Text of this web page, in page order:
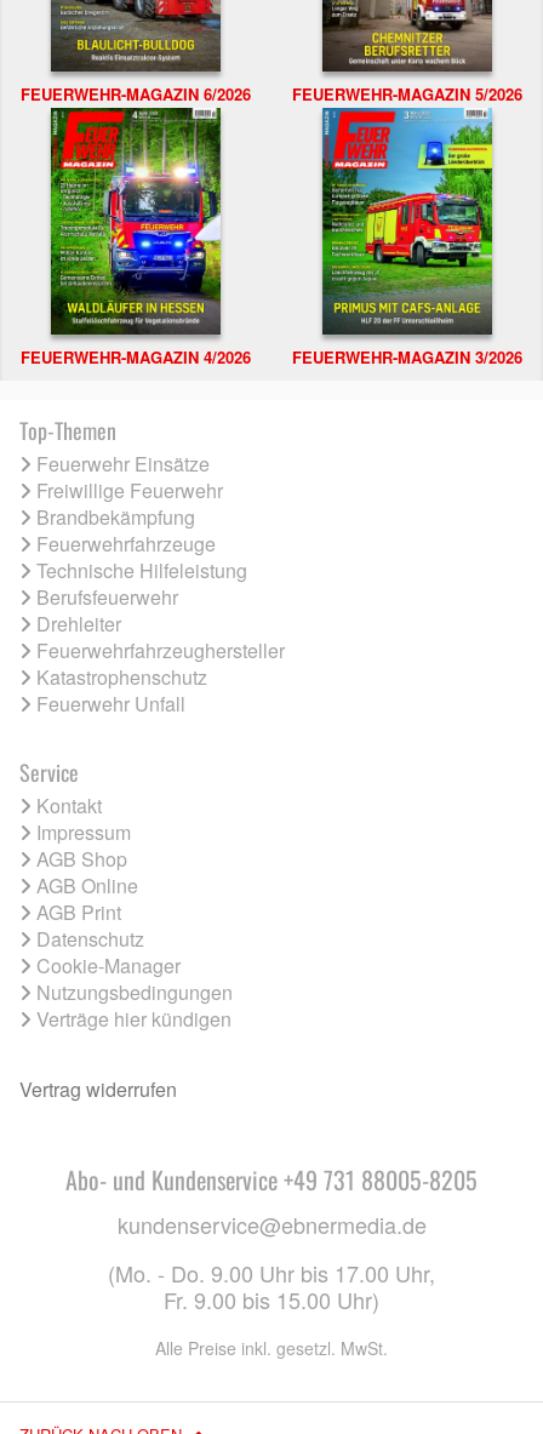
FEUERWEHR-MAGAZIN 6/2026 FEUERWEHR-MAGAZIN 5/2026
FEUERWEHR-MAGAZIN 4/2026 FEUERWEHR-MAGAZIN 3/2026
Top-Themen
Feuerwehr Einsätze
Freiwillige Feuerwehr
Brandbekämpfung
Feuerwehrfahrzeuge
Technische Hilfeleistung
Berufsfeuerwehr
Drehleiter
Feuerwehrfahrzeughersteller
Katastrophenschutz
Feuerwehr Unfall
Service
Kontakt
Impressum
AGB Shop
AGB Online
AGB Print
Datenschutz
Cookie-Manager
Nutzungsbedingungen
Verträge hier kündigen
Vertrag widerrufen
Abo- und Kundenservice +49 731 88005-8205
kundenservice@ebnermedia.de
(Mo. - Do. 9.00 Uhr bis 17.00 Uhr,
Fr. 9.00 bis 15.00 Uhr)
Alle Preise inkl. gesetzl. MwSt.